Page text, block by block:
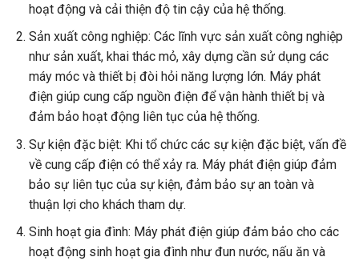
hoạt động và cải thiện độ tin cậy của hệ thống.
Sản xuất công nghiệp: Các lĩnh vực sản xuất công nghiệp
như sản xuất, khai thác mỏ, xây dựng cần sử dụng các
máy móc và thiết bị đòi hỏi năng lượng lớn. Máy phát
điện giúp cung cấp nguồn điện để vận hành thiết bị và
đảm bảo hoạt động liên tục của hệ thống.
Sự kiện đặc biệt: Khi tổ chức các sự kiện đặc biệt, vấn đề
về cung cấp điện có thể xảy ra. Máy phát điện giúp đảm
bảo sự liên tục của sự kiện, đảm bảo sự an toàn và
thuận lợi cho khách tham dự.
Sinh hoạt gia đình: Máy phát điện giúp đảm bảo cho các
hoạt động sinh hoạt gia đình như đun nước, nấu ăn và